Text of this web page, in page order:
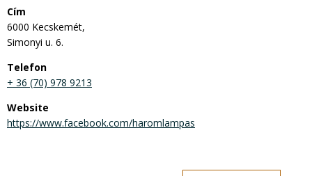
Cím
6000 Kecskemét,
Simonyi u. 6.
Telefon
+ 36 (70) 978 9213
Website
https://www.facebook.com/haromlampas